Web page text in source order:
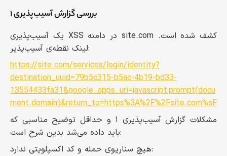
بررسی گزارش آسیب‌پذیری ۱
یک آسیب‌پذیری XSS در دامنه site.com کشف شده است.
لینک نقطه‌ی آسیب‌پذیر:
https://site.com/services/login/identity?
destination_uuid=79b5c315-b5ac-4b19-bd33-
13554433fa31&google_apps_uri=javascript:prompt(docu
ment.domain)&return_to=https%3A%2F%2Fsite.com%sF
مشکلات گزارش آسیب‌پذیری ۱ و حداقل توضیح مناسبی که
باید داده می‌شد بدین شرح است:
هیچ سناریوی حمله‌ و کد اکسپلویتی ندارد: